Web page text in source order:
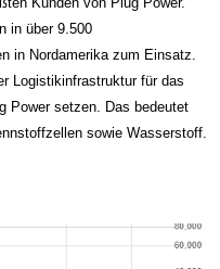
in über 9.500
in Nordamerika zum Einsatz.
Logistikinfrastruktur für das
Power setzen. Das bedeutet
sowie Wasserstoff.